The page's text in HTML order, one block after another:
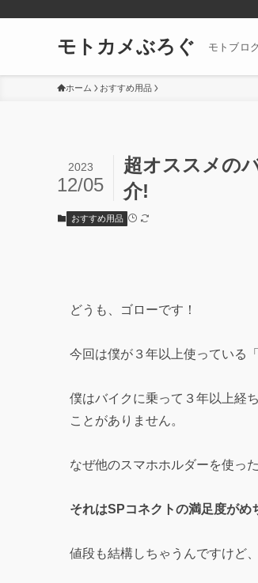
モトカメぶろぐ モトブ
ホーム おすすめ用品
超オススメの
介!
2023
12/05
おすすめ用品
どうも、ゴローです！
今回は僕が３年以上使っている
僕はバイクに乗って３年以上経
ことがありません。
なぜ他のスマホホルダーを使っ
それはSPコネクトの満足度がめ
値段も結構しちゃうんですけど